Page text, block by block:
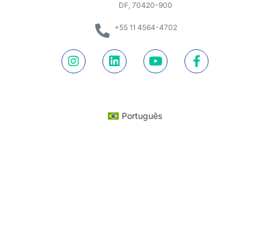
DF, 70420-900
+55 11 4564-4702
Português